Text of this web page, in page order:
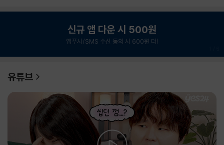
신규 앱 다운 시 500원
앱푸시/SMS 수신 동의 시 600원 더!
유튜브